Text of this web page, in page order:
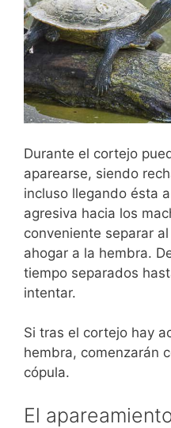
Durante el cortejo
aparearse, siendo
incluso llegando ésta
agresiva hacia los
conveniente separar
ahogar a la hembra.
tiempo separados
intentar.
Si tras el cortejo hay
hembra, comenzarán
cópula.
El